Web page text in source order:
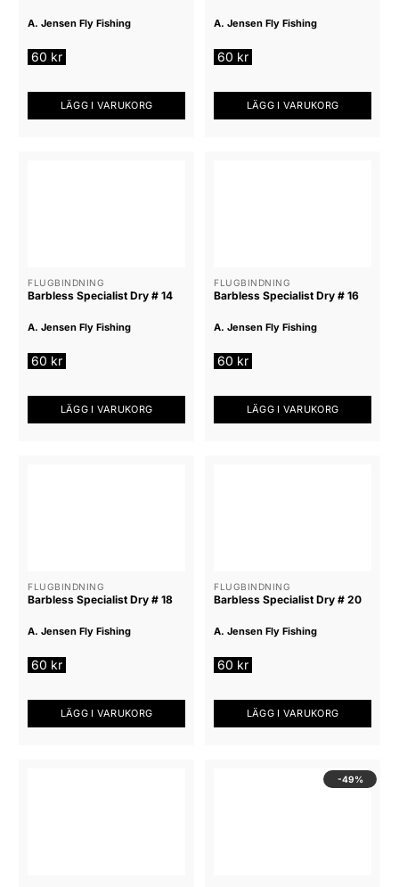
A. Jensen Fly Fishing
60 kr
LÄGG I VARUKORG
A. Jensen Fly Fishing
60 kr
LÄGG I VARUKORG
FLUGBINDNING
Barbless Specialist Dry # 14
A. Jensen Fly Fishing
60 kr
LÄGG I VARUKORG
FLUGBINDNING
Barbless Specialist Dry # 16
A. Jensen Fly Fishing
60 kr
LÄGG I VARUKORG
FLUGBINDNING
Barbless Specialist Dry # 18
A. Jensen Fly Fishing
60 kr
LÄGG I VARUKORG
FLUGBINDNING
Barbless Specialist Dry # 20
A. Jensen Fly Fishing
60 kr
LÄGG I VARUKORG
-49%